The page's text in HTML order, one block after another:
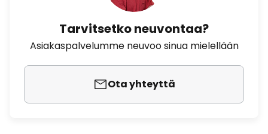
Tarvitsetko neuvontaa?
Asiakaspalvelumme neuvoo sinua mielellään
Ota yhteyttä